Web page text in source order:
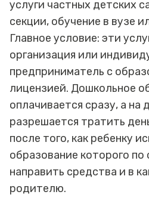
услуги частных детских
секции, обучение в вузе
Главное условие: эти
организация или
предприниматель с
лицензией. Дошкольное
оплачивается сразу, а на
разрешается тратить
после того, как ребенку
образование которого по
направить средства и в
родителю.